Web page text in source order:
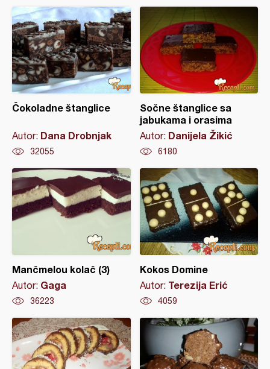
Čokoladne štanglice
Autor: Dana Drobnjak
32055
Sočne štanglice sa
jabukama i orasima
Autor: Danijela Žikić
6180
Mančmelou kolač (3)
Autor: Gaga
36223
Kokos Domine
Autor: Terezija Erić
4059